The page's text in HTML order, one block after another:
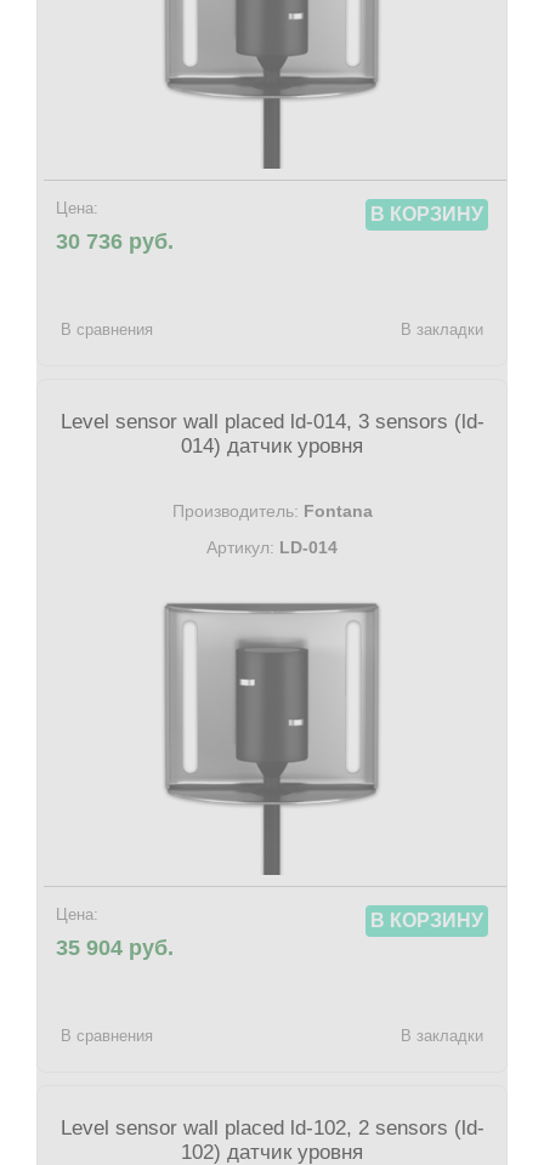
Цена:
30 736 руб.
В КОРЗИНУ
В сравнения В закладки
Level sensor wall placed ld-014, 3 sensors (ld-
014) датчик уровня
Производитель: Fontana
Артикул: LD-014
Цена:
35 904 руб.
В КОРЗИНУ
В сравнения В закладки
Level sensor wall placed ld-102, 2 sensors (ld-
102) датчик уровня